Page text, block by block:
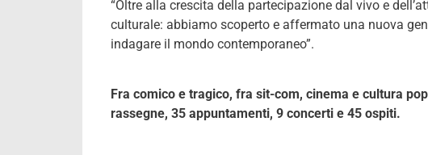
“Oltre alla crescita della partecipazione dal vivo e
culturale: abbiamo scoperto e affermato una nuova
indagare il mondo contemporaneo”.
Fra comico e tragico, fra sit-com, cinema e cultura
rassegne, 35 appuntamenti, 9 concerti e 45 ospiti.